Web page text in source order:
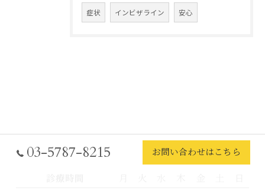
症状 インビザライン 安心
03-5787-8215 お問い合わせはこちら